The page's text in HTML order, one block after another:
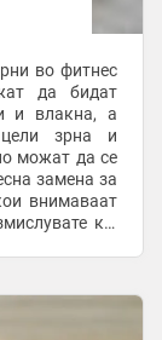
во фитнес
да бидат
и влакна, а
зрна и
можат да се
замена за
внимаваат
кој